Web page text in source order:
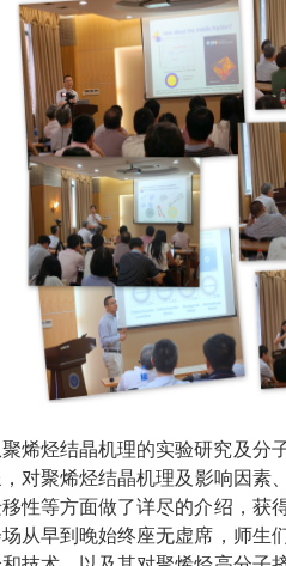
烯烃结晶机理的实验研究及分
对聚烯烃结晶机理及影响因素
性等方面做了详尽的介绍，获
从早到晚始终座无虚席，师生